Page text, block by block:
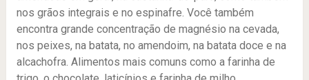
nos grãos integrais e no espinafre. Você também
encontra grande concentração de magnésio na cevada,
nos peixes, na batata, no amendoim, na batata doce e na
alcachofra. Alimentos mais comuns como a farinha de